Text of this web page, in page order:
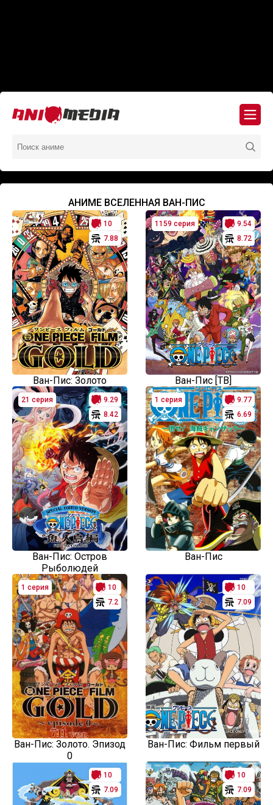
АНИМЕ ВСЕЛЕННАЯ ВАН-ПИС
10
7.88
Ван-Пис: Золото
1159 серия
9.54
8.72
Ван-Пис [ТВ]
21 серия
9.29
8.42
Ван-Пис: Остров
Рыболюдей
1 серия
9.77
6.69
Ван-Пис
1 серия
10
7.2
Ван-Пис: Золото. Эпизод
0
10
7.09
Ван-Пис: Фильм первый
10
7.09
10
7.09